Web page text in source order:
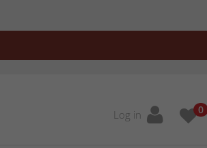
Log in 0